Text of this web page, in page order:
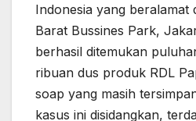
Indonesia yang beralamat
Barat Bussines Park,
berhasil ditemukan
ribuan dus produk RDL
soap yang masih
kasus ini disidangkan,